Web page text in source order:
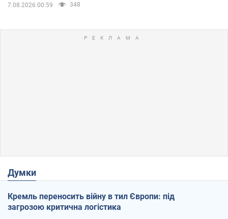
7.08.2026 00:59 348
Думки
Кремль переносить війну в тил Європи: під
загрозою критична логістика